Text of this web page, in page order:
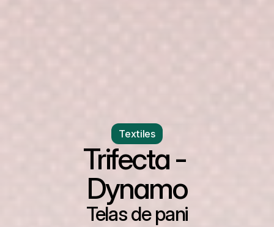
Textiles
Trifecta -
Dynamo
Telas de pani